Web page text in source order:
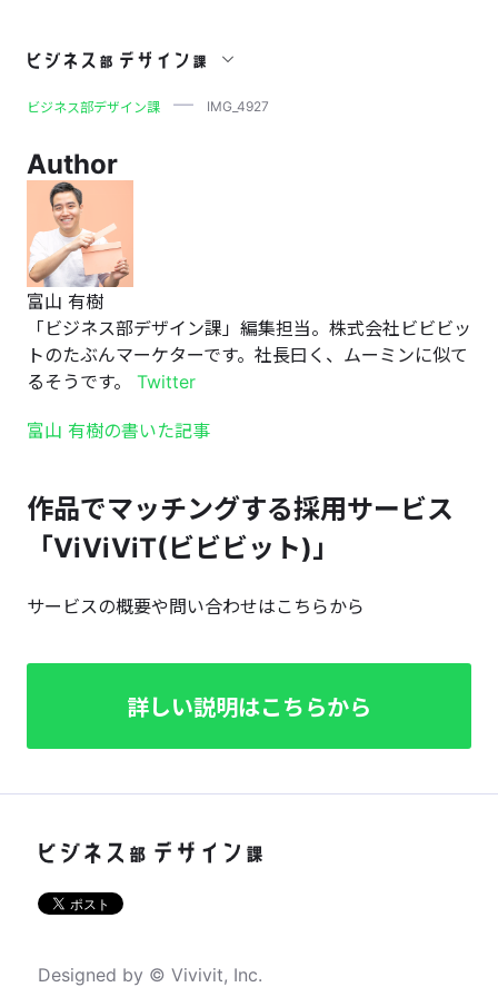
IMG_4927
ビジネス部デザイン課 IMG_4927
Author
富山 有樹
「ビジネス部デザイン課」編集担当。株式会社ビビビッ
トのたぶんマーケターです。社長曰く、ムーミンに似て
るそうです。 Twitter
富山 有樹の書いた記事
作品でマッチングする採用サービス
「ViViViT(ビビビット)」
サービスの概要や問い合わせはこちらから
詳しい説明はこちらから
Designed by © Vivivit, Inc.